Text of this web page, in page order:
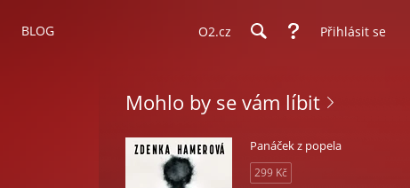
BLOG O2.cz Přihlásit se
Mohlo by se vám líbit
Panáček z popela
299 Kč